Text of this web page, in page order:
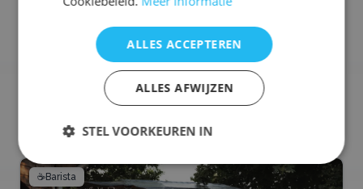
Wraps / Burrito's
Glutenvrij
Selecteren voor offerteaanvraag
☕Barista
ALLES ACCEPTEREN
ALLES AFWIJZEN
STEL VOORKEUREN IN